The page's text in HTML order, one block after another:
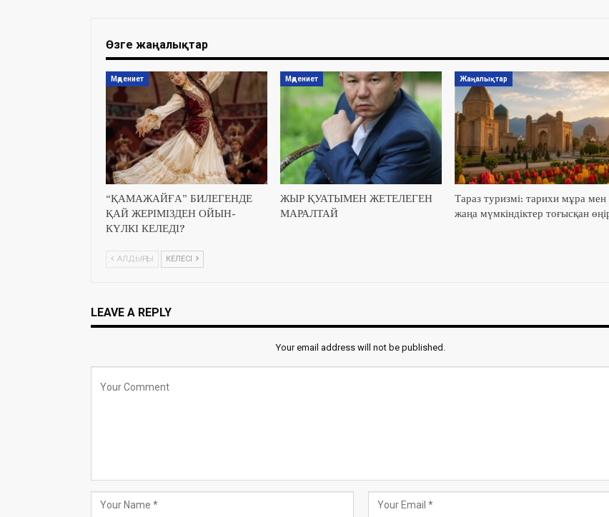
Өзге жаңалықтар
Мәдениет
“ҚАМАЖАЙҒА” БИЛЕГЕНДЕ
ҚАЙ ЖЕРІМІЗДЕН ОЙЫН-
КҮЛКІ КЕЛЕДІ?
Мәдениет
ЖЫР ҚУАТЫМЕН ЖЕТЕЛЕГЕН
МАРАЛТАЙ
Жаңалықтар
Тараз туризмі: тарихи мұра мен
жаңа мүмкіндіктер тоғысқан
АЛДЫҢҒЫ КЕЛЕСІ
LEAVE A REPLY
Your email address will not be published.